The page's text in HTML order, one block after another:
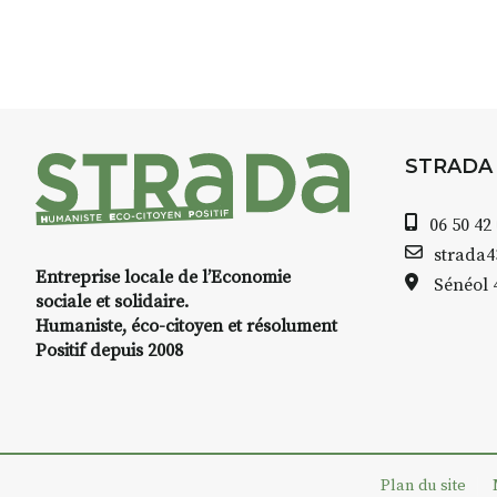
Et si le temps se gâte : un
permettra de continuer à créer.
À partir de 90€/jour(soit 270€
Minimum 8 personnes – sans
Prix pour l’accompagnement et
➡️7-8-9 août
Entreprise locale de l’Economie
sociale et solidaire.
Humaniste, éco-citoyen et résolument
Positif depuis 2008
STRADA
06 50 42
Sénéol
Plan du site